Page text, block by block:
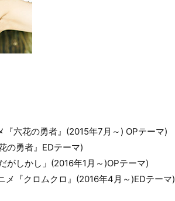
六花の勇者』(2015年7月～) OPテーマ)
の勇者』EDテーマ)
がしかし」(2016年1月～)OPテーマ)
メ『クロムクロ』(2016年4月～)EDテーマ)